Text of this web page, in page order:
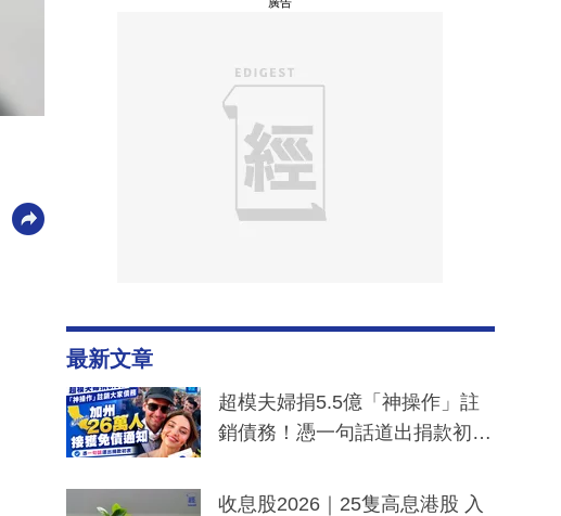
最新文章
超模夫婦捐5.5億「神操作」註
銷債務！憑一句話道出捐款初
一度被誤當詐騙手段
收息股2026｜25隻高息港股 入